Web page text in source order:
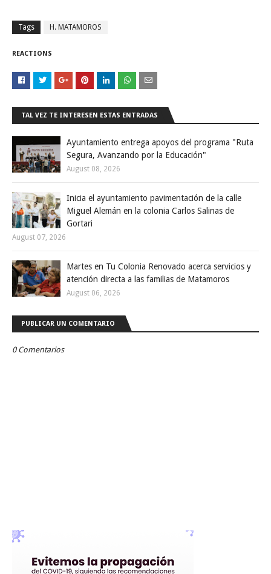
Tags H. MATAMOROS
REACTIONS
TAL VEZ TE INTERESEN ESTAS ENTRADAS
Ayuntamiento entrega apoyos del programa "Ruta
Segura, Avanzando por la Educación"
August 08, 2026
Inicia el ayuntamiento pavimentación de la calle
Miguel Alemán en la colonia Carlos Salinas de
Gortari
August 07, 2026
Martes en Tu Colonia Renovado acerca servicios y
atención directa a las familias de Matamoros
August 06, 2026
PUBLICAR UN COMENTARIO
0 Comentarios